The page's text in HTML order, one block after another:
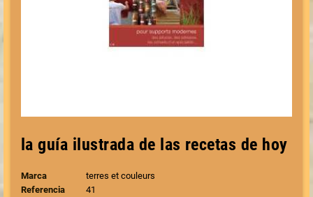
la guía ilustrada de las recetas de hoy
Marca
terres et couleurs
Referencia
41